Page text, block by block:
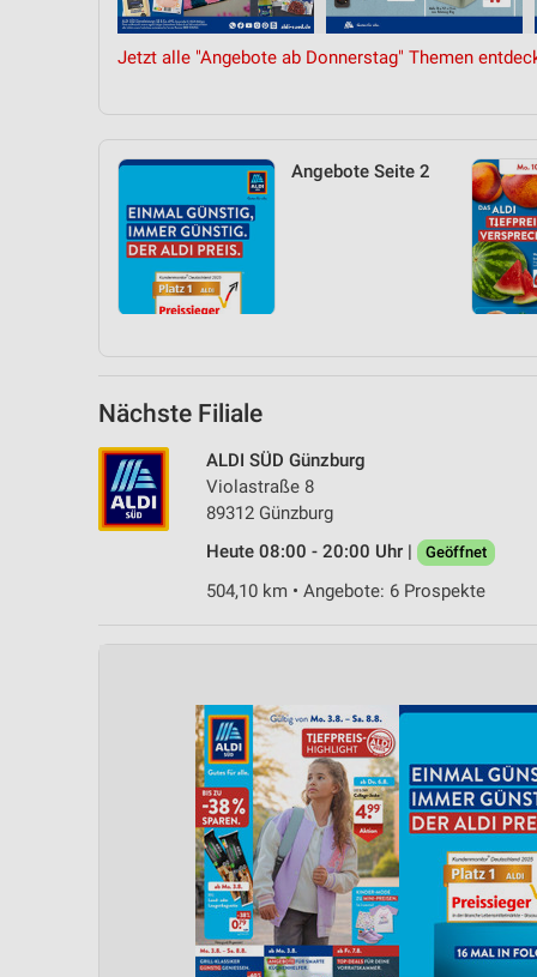
Jetzt alle "Angebote ab Donnerstag" Themen
Angebote Seite 2
Nächste Filiale
ALDI SÜD Günzburg
Violastraße 8
89312 Günzburg
Heute 08:00 - 20:00 Uhr |
Geöffnet
504,10 km • Angebote: 6 Prospekte
Entwicklung und Verbesserung der Angebote
Verwendung genauer Standortdaten
Geräte anhand von aktiv angeforderten Informationen
Nicht-IAB-Verarbeitungszwecke: